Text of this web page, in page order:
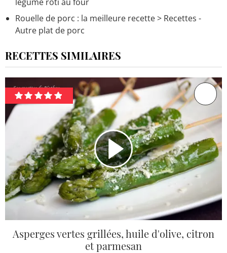
Rouelle de porc : la meilleure recette> Recettes -
Autre plat de porc
RECETTES SIMILAIRES
Asperges vertes grillées, huile d'olive, citron
et parmesan